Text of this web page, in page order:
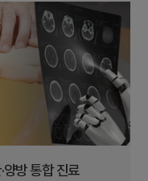
방 통합 진료